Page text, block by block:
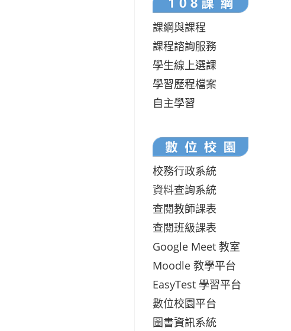
課綱與課程
課程諮詢服務
學生線上選課
學習歷程檔案
自主學習
校務行政系統
資料查詢系統
查閱教師課表
查閱班級課表
Google Meet 教室
Moodle 教學平台
EasyTest 學習平台
數位校園平台
圖書資訊系統